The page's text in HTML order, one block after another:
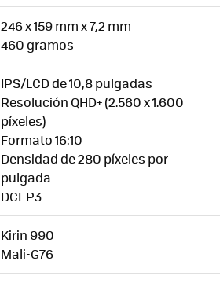
246 x 159 mm x 7,2 mm
460 gramos
IPS/LCD de 10,8 pulgadas
Resolución QHD+ (2.560 x 1.600
píxeles)
Formato 16:10
Densidad de 280 píxeles por
pulgada
DCI-P3
Kirin 990
Mali-G76